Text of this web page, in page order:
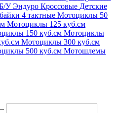
УЭндуро Кроссовые Детские
4 тактные Мотоциклы 50
Мотоциклы 125 куб.см
150 куб.см Мотоциклы
Мотоциклы 300 куб.см
500 куб.см Мотошлемы